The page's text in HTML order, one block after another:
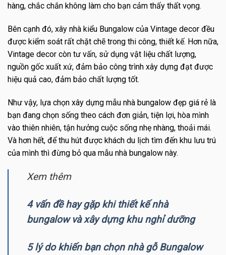
hàng, chắc chắn không làm cho bạn cảm thấy thất vọng.
Bên cạnh đó, xây nhà kiểu Bungalow của Vintage decor đều
được kiểm soát rất chặt chẽ trong thi công, thiết kế. Hơn nữa,
Vintage decor còn tư vấn, sử dụng vật liệu chất lượng,
nguồn gốc xuất xứ, đảm bảo công trình xây dựng đạt được
hiệu quả cao, đảm bảo chất lượng tốt.
Như vậy, lựa chọn xây dựng mẫu nhà bungalow đẹp giá rẻ là
bạn đang chọn sống theo cách đơn giản, tiện lợi, hòa mình
vào thiên nhiên, tận hưởng cuộc sống nhẹ nhàng, thoải mái.
Và hơn hết, để thu hút được khách du lịch tìm đến khu lưu trú
của mình thì đừng bỏ qua mẫu nhà bungalow này.
Xem thêm
4 vấn đề hay gặp khi thiết kế nhà
bungalow và xây dựng khu nghỉ dưỡng
5 lý do khiến bạn chọn nhà gỗ Bungalow